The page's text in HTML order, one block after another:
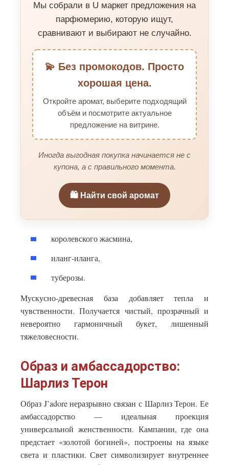
Мы собрали в U маркет предложения на
парфюмерию, которую ищут,
сравнивают и выбирают не случайно.
💫 Без промокодов. Просто
хорошая цена.
Откройте аромат, выберите подходящий
объём и посмотрите актуальное
предложение на витрине.
Иногда выгодная покупка начинается не с
купона, а с правильного момента.
🛍️ Найти свой аромат
королевского жасмина,
иланг-иланга,
туберозы.
Мускусно-древесная база добавляет тепла и
чувственности. Получается чистый, прозрачный и
невероятно гармоничный букет, лишенный
тяжеловесности.
Образ и амбассадорство:
Шарлиз Терон
Образ J’adore неразрывно связан с Шарлиз Терон. Ее
амбассадорство — идеальная проекция
универсальной женственности. Кампании, где она
предстает «золотой богиней», построены на языке
света и пластики. Свет символизирует внутреннее